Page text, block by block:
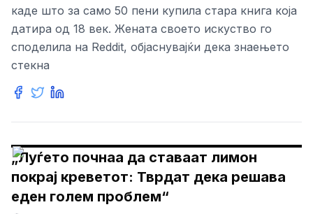
каде што за само 50 пени купила стара книга која
датира од 18 век. Жената своето искуство го
споделила на Reddit, објаснувајќи дека знаењето
стекна
„Луѓето почнаа да ставаат лимон
покрај креветот: Тврдат дека решава
еден голем проблем“